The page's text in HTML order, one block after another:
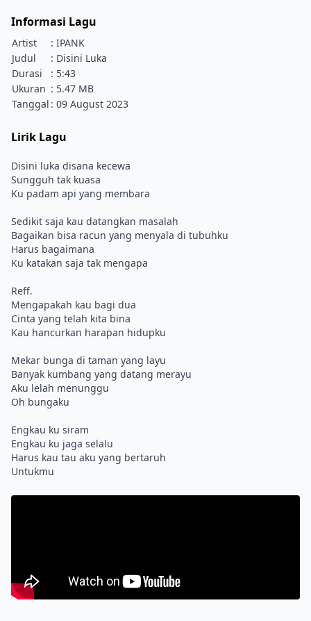
Informasi Lagu
Artist
: IPANK
Judul
: Disini Luka
Durasi
: 5:43
Ukuran : 5.47 MB
Tanggal : 09 August 2023
Lirik Lagu
Disini luka disana kecewa
Sungguh tak kuasa
Ku padam api yang membara
Sedikit saja kau datangkan masalah
Bagaikan bisa racun yang menyala di tubuhku
Harus bagaimana
Ku katakan saja tak mengapa
Reff.
Mengapakah kau bagi dua
Cinta yang telah kita bina
Kau hancurkan harapan hidupku
Mekar bunga di taman yang layu
Banyak kumbang yang datang merayu
Aku lelah menunggu
Oh bungaku
Engkau ku siram
Engkau ku jaga selalu
Harus kau tau aku yang bertaruh